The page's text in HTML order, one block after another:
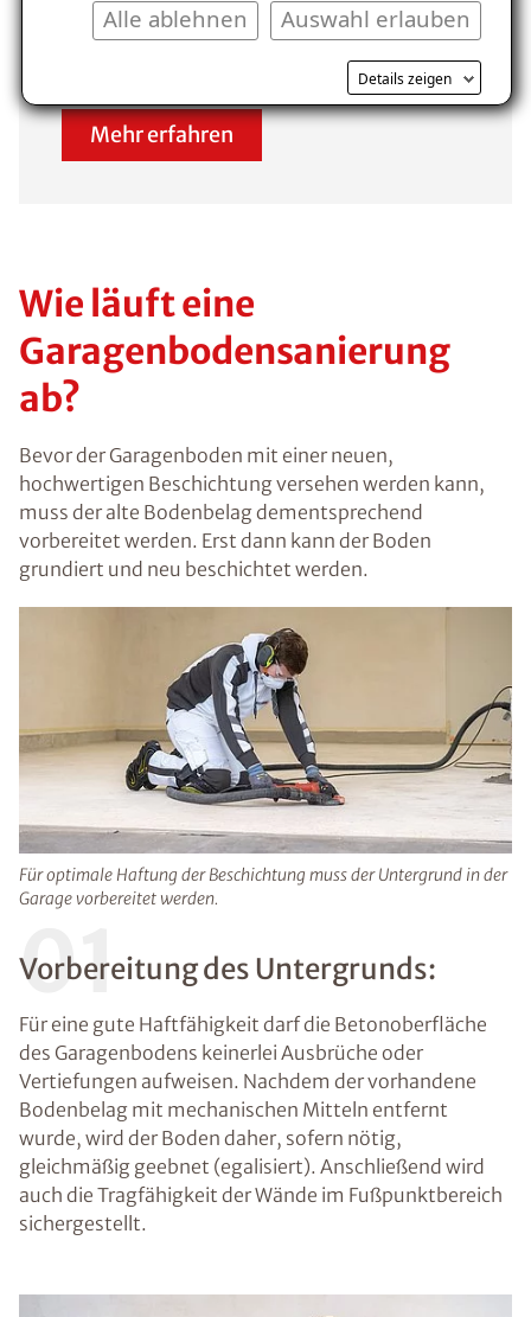
Auswahl erlauben
Alle ablehnen
Details zeigen
Unsere zufriedenen
Kunden im Raum Unna
Mehr erfahren
Wie läuft eine
Garagenbodensanierung
ab?
Bevor der Garagenboden mit einer neuen,
hochwertigen Beschichtung versehen werden kann,
muss der alte Bodenbelag dementsprechend
vorbereitet werden. Erst dann kann der Boden
grundiert und neu beschichtet werden.
Für optimale Haftung der Beschichtung muss der Untergrund in der
Garage vorbereitet werden.
01
Vorbereitung des Untergrunds:
Für eine gute Haftfähigkeit darf die Betonoberfläche
des Garagenbodens keinerlei Ausbrüche oder
Vertiefungen aufweisen. Nachdem der vorhandene
Bodenbelag mit mechanischen Mitteln entfernt
wurde, wird der Boden daher, sofern nötig,
gleichmäßig geebnet (egalisiert). Anschließend wird
auch die Tragfähigkeit der Wände im Fußpunktbereich
sichergestellt.
Kostenlosen Ratgeber anfordern
Voraussetzung für den Erhalt des kostenfreien
Ratgebers ist die Anmeldung zu unserem Newsletter.